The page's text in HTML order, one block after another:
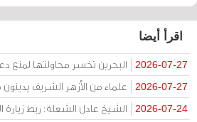
اقرأ أيضا
2026-07-27 البحرين تخسر محاولتها
2026-07-27 علماء من الأزهر الشريف
2026-07-24 الشيخ عادل الشعلة: ربط زيارة